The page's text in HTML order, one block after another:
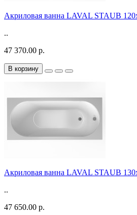
Акриловая ванна LAVAL STAUB
..
47 370.00 р.
В корзину
Акриловая ванна LAVAL STAUB
..
47 650.00 р.